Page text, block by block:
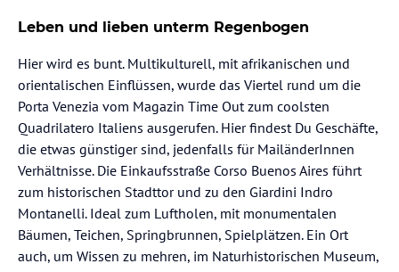
Leben und lieben unterm Regenbogen
Hier wird es bunt. Multikulturell, mit afrikanischen und
orientalischen Einflüssen, wurde das Viertel rund um die
Porta Venezia vom Magazin Time Out zum coolsten
Quadrilatero Italiens ausgerufen. Hier findest Du Geschäfte,
die etwas günstiger sind, jedenfalls für MailänderInnen
Verhältnisse. Die Einkaufsstraße Corso Buenos Aires führt
zum historischen Stadttor und zu den Giardini Indro
Montanelli. Ideal zum Luftholen, mit monumentalen
Bäumen, Teichen, Springbrunnen, Spielplätzen. Ein Ort
auch, um Wissen zu mehren, im Naturhistorischen Museum,